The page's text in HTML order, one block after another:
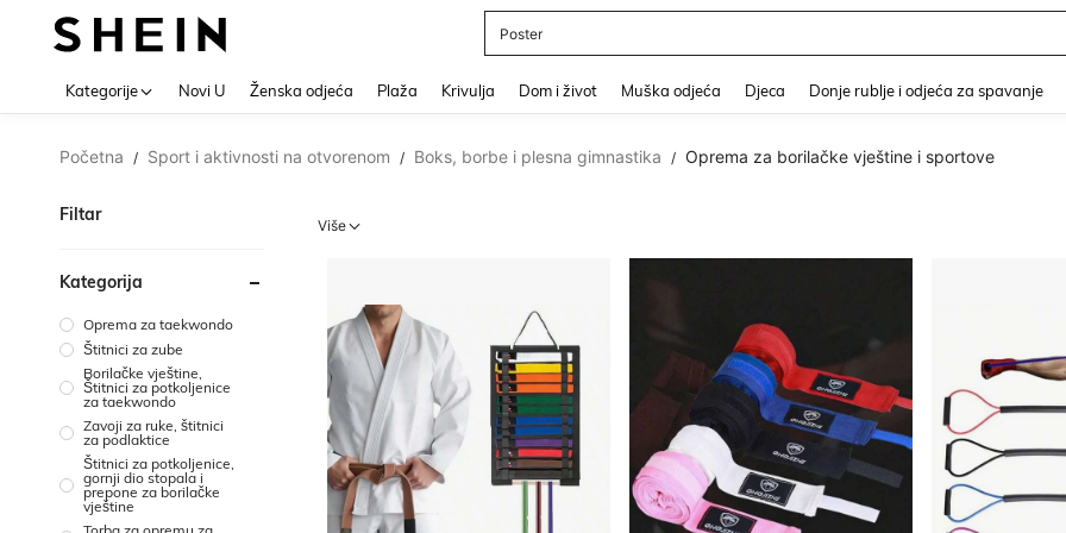
Poster
Kategorije Novi U Ženska odjeća Plaža Krivulja Dom i život Muška odjeća Djeca Donje rublje i odjeća za spavanje
Početna / Sport i aktivnosti na otvorenom / Boks, borbe i plesna gimnastika / Oprema za borilačke vještine i sportove
Filtar
Kategorija
Oprema za taekwondo
Štitnici za zube
Borilačke vještine,
Štitnici za potkoljenice
za taekwondo
Zavoji za ruke, štitnici
za podlaktice
Štitnici za potkoljenice,
gornji dio stopala i
prepone za borilačke
vještine
Više